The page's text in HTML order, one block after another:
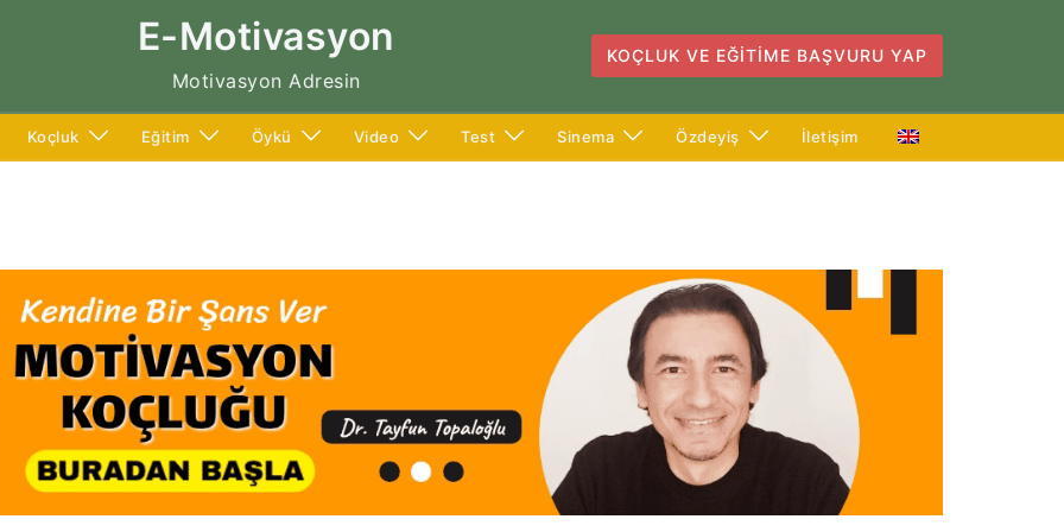
E-Motivasyon
Motivasyon Adresin
KOÇLUK VE EĞITIME BAŞVURU YAP
Koçluk Eğitim Öykü Video Test Sinema Özdeyiş İletişim